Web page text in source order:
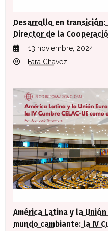
Desarrollo en transición:
Director de la
13 noviembre, 2024
Fara Chavez
América Latina y la
mundo cambiante: la IV